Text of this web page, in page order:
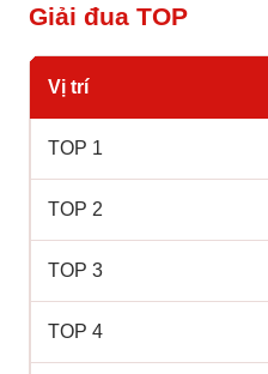
Giải đua TOP
Vị trí
TOP 1
TOP 2
TOP 3
TOP 4